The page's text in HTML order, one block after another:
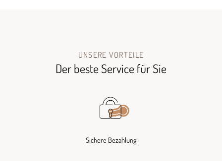
UNSERE VORTEILE
Der beste Service für Sie
Sichere Bezahlung